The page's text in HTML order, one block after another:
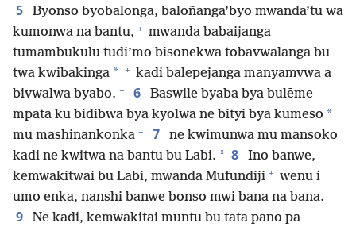
5
Byonso byobalonga, baloñanga’byo mwanda’tu wa
kumonwa na bantu, + mwanda babaijanga
tumambukulu tudi’mo bisonekwa tobavwalanga bu
twa kwibakinga * + kadi balepejanga manyamvwa a
bivwalwa byabo. + 6
Baswile byaba bya bulēme
mpata ku bidibwa bya kyolwa ne bityi bya kumeso *
mu mashinankonka + 7
ne kwimunwa mu mansoko
kadi ne kwitwa na bantu bu Labi. * 8
Ino banwe,
kemwakitwai bu Labi, mwanda Mufundiji + wenu i
umo enka, nanshi banwe bonso mwi bana na bana.
9
Ne kadi, kemwakitai muntu bu tata pano pa